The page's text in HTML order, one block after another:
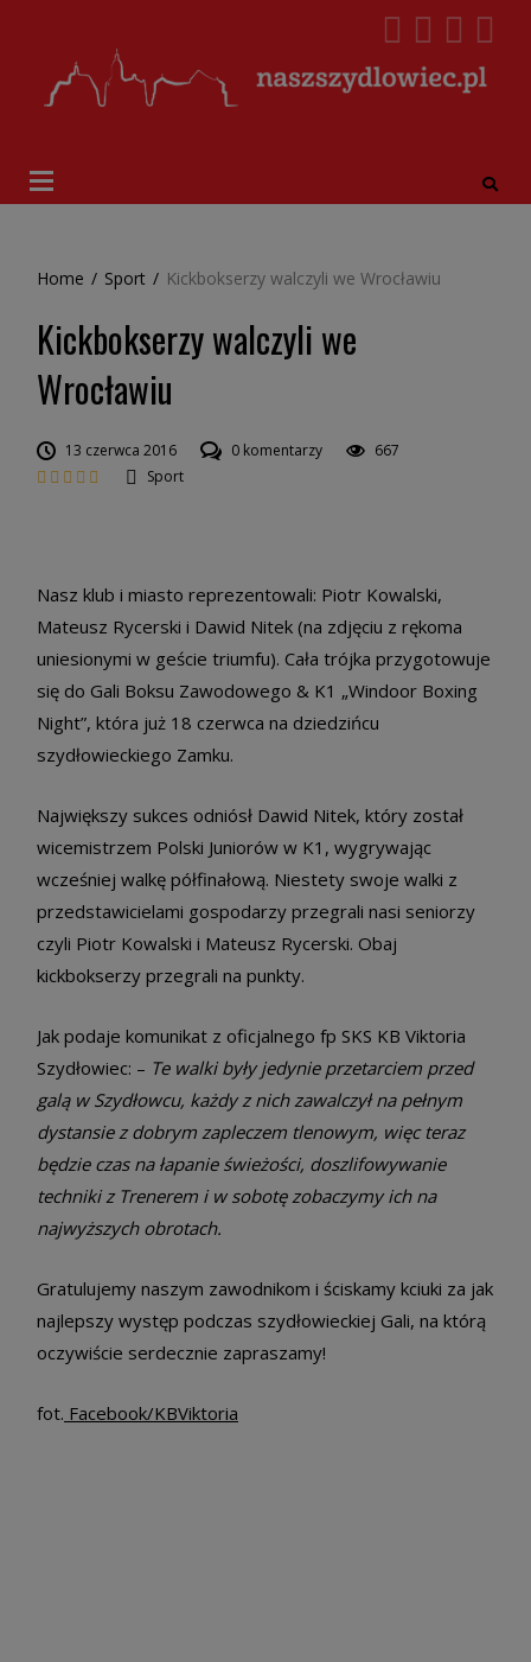
Home / Sport / Kickbokserzy walczyli we Wrocławiu
Kickbokserzy walczyli we
Wrocławiu
13 czerwca 2016 0 komentarzy
667
Sport
Nasz klub i miasto reprezentowali: Piotr Kowalski,
Mateusz Rycerski i Dawid Nitek (na zdjęciu z rękoma
uniesionymi w geście triumfu). Cała trójka przygotowuje
się do Gali Boksu Zawodowego & K1 „Windoor Boxing
Night”, która już 18 czerwca na dziedzińcu
szydłowieckiego Zamku.
Największy sukces odniósł Dawid Nitek, który został
wicemistrzem Polski Juniorów w K1, wygrywając
wcześniej walkę półfinałową. Niestety swoje walki z
przedstawicielami gospodarzy przegrali nasi seniorzy
czyli Piotr Kowalski i Mateusz Rycerski. Obaj
kickbokserzy przegrali na punkty.
Jak podaje komunikat z oficjalnego fp SKS KB Viktoria
Szydłowiec: – Te walki były jedynie przetarciem przed
galą w Szydłowcu, każdy z nich zawalczył na pełnym
dystansie z dobrym zapleczem tlenowym, więc teraz
będzie czas na łapanie świeżości, doszlifowywanie
techniki z Trenerem i w sobotę zobaczymy ich na
najwyższych obrotach.
Gratulujemy naszym zawodnikom i ściskamy kciuki za jak
najlepszy występ podczas szydłowieckiej Gali, na którą
oczywiście serdecznie zapraszamy!
fot. Facebook/KBViktoria